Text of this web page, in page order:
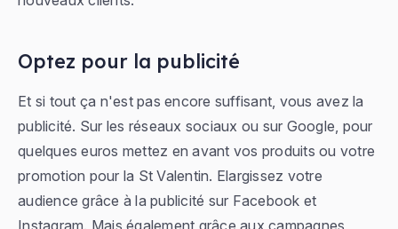
Optez pour la publicité
Et si tout ça n'est pas encore suffisant, vous avez la
publicité. Sur les réseaux sociaux ou sur Google, pour
quelques euros mettez en avant vos produits ou votre
promotion pour la St Valentin. Elargissez votre
audience grâce à la publicité sur Facebook et
Instagram. Mais également grâce aux campagnes